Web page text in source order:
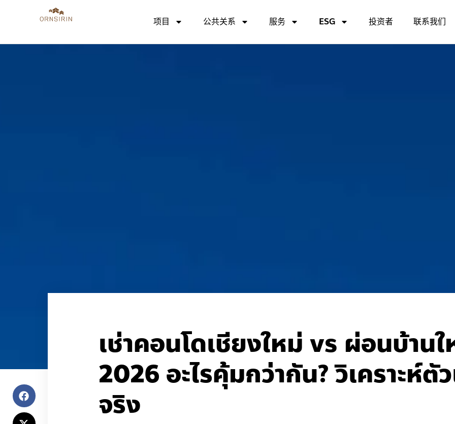
项目 公共关系 服务 ESG 投资者 联系我们
เช่าคอนโดเชียงใหม่ vs ผ่อนบ้าน
2026 อะไรคุ้มกว่ากัน? วิเคราะห์ตั
จริง